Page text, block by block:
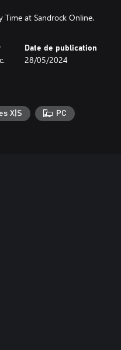
Time at Sandrock Online.
Date de publication
28/05/2024
X|S PC